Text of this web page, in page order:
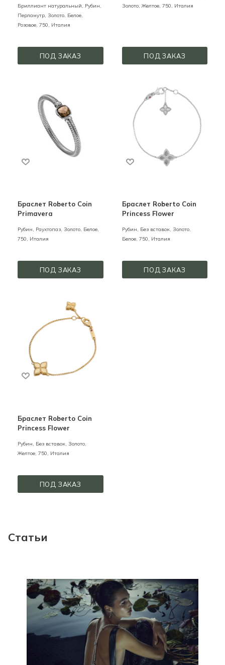
Бриллиант натуральный, Рубин,
Перламутр, Золото, Белое,
Розовое, 750, Италия
ПОД ЗАКАЗ
Золото, Желтое, 750, Италия
ПОД ЗАКАЗ
Браслет Roberto Coin
Primavera
Рубин, Раухтопаз, Золото, Белое,
750, Италия
ПОД ЗАКАЗ
Браслет Roberto Coin
Princess Flower
Рубин, Без вставок, Золото,
Белое, 750, Италия
ПОД ЗАКАЗ
Браслет Roberto Coin
Princess Flower
Рубин, Без вставок, Золото,
Желтое, 750, Италия
ПОД ЗАКАЗ
Статьи